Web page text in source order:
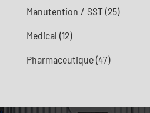
Manutention / SST(25)
Medical (12)
Pharmaceutique(47)